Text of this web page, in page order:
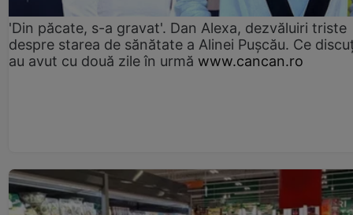
'Din păcate, s-a gravat'. Dan Alexa, dezvăluiri triste
despre starea de sănătate a Alinei Pușcău. Ce
au avut cu două zile în urmă www.cancan.ro